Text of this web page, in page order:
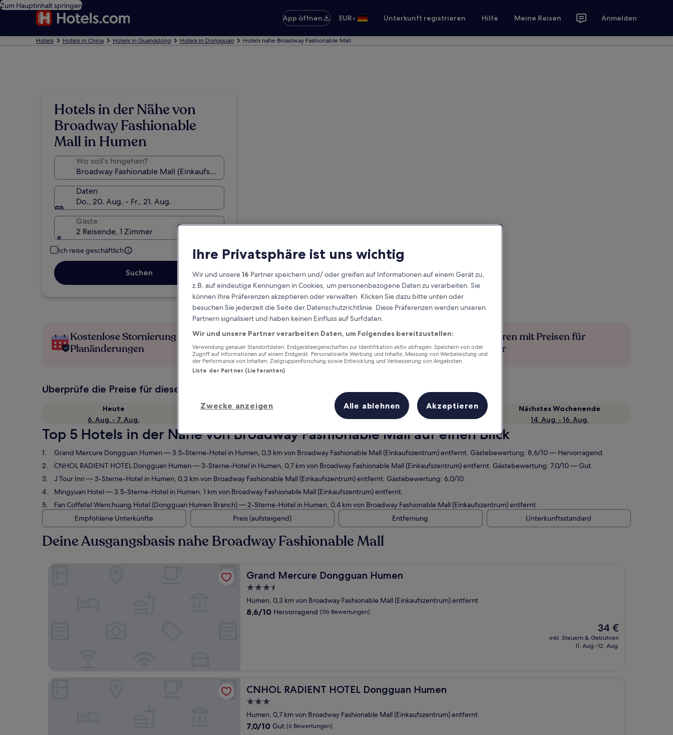
Zum Hauptinhalt springen
App öffnen
EUR• Unterkunft registrieren Hilfe Meine Reisen Anmelden
Hotels Hotels in China Hotels in Guangdong Hotels in Dongguan Hotels nahe Broadway Fashionable Mall
Hotels in der Nähe von
Broadway Fashionable
Mall in Humen
Wo soll’s hingehen?
Daten
Do., 20. Aug. - Fr., 21. Aug.
Gäste
2 Reisende, 1 Zimmer
Ich reise geschäftlich
Suchen
Kostenlose Stornierung bei
Planänderungen
Verdiene Prämien für jede
wahrgenommene Übernachtung
Mehr sparen mit Preisen für
Mitglieder
Überprüfe die Preise für diese Daten
Heute
6. Aug. - 7. Aug.
Morgen
Dieses Wochenende
7. Aug. - 9. Aug.
Nächstes Wochenende
14. Aug. - 16. Aug.
Top 5 Hotels in der Nähe von Broadway Fashionable Mall auf einen Blick
Grand Mercure Dongguan Humen— 3.5-Sterne-Hotel in Humen, 0,3 km von Broadway Fashionable Mall (Einkaufszentrum) entfernt. Gästebewertung: 8,6/10 — Hervorragend.
CNHOL RADIENT HOTEL Dongguan Humen— 3-Sterne-Hotel in Humen, 0,7 km von Broadway Fashionable Mall (Einkaufszentrum) entfernt. Gästebewertung: 7,0/10 — Gut.
J Tour Inn— 3-Sterne-Hotel in Humen, 0,3 km von Broadway Fashionable Mall (Einkaufszentrum) entfernt. Gästebewertung: 6,0/10.
Mingyuan Hotel— 3.5-Sterne-Hotel in Humen, 1 km von Broadway Fashionable Mall (Einkaufszentrum) entfernt.
Fan Coffetel Wenchuang Hotel (Dongguan Humen Branch)— 2-Sterne-Hotel in Humen, 0,4 km von Broadway Fashionable Mall (Einkaufszentrum) entfernt.
Empfohlene Unterkünfte
Preis (aufsteigend) Entfernung Unterkunftsstandard
Deine Ausgangsbasis nahe Broadway Fashionable Mall
Grand Mercure Dongguan Humen
Grand Mercure Dongguan Humen
3.5-
Sterne-
Unterkunft
Humen, 0,3 km von Broadway Fashionable Mall (Einkaufszentrum) entfernt
8.6
8,6/10 Hervorragend (116 Bewertungen)
Der
Preis
beträgt
34 €
inkl. Steuern & Gebühren
11. Aug.–12. Aug.
CNHOL RADIENT HOTEL Dongguan Humen
CNHOL RADIENT HOTEL Dongguan Humen
3.0-
Sterne-
Unterkunft
Humen, 0,7 km von Broadway Fashionable Mall (Einkaufszentrum) entfernt
7.0
7,0/10 Gut (6 Bewertungen)
Ihre Privatsphäre ist uns wichtig
Wir und unsere16 Partner speichern und/ oder greifen auf Informationen auf einem Gerät zu,
z.B. auf eindeutige Kennungen in Cookies, um personenbezogene Daten zu verarbeiten. Sie
können Ihre Präferenzen akzeptieren oder verwalten. Klicken Sie dazu bitte unten oder
besuchen Sie jederzeit die Seite der Datenschutzrichtlinie. Diese Präferenzen werden unseren
Partnern signalisiert und haben keinen Einfluss auf Surfdaten.
Wir und unsere Partner verarbeiten Daten, um Folgendes bereitzustellen:
Verwendung genauer Standortdaten. Endgeräteeigenschaften zur Identifikation aktiv abfragen. Speichern von oder
Zugriff auf Informationen auf einem Endgerät. Personalisierte Werbung und Inhalte, Messung von Werbeleistung und
der Performance von Inhalten, Zielgruppenforschung sowie Entwicklung und Verbesserung von Angeboten.
Liste der Partner (Lieferanten)
Zwecke anzeigen Alle ablehnen Akzeptieren